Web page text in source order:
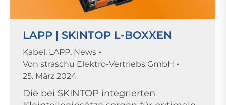
LAPP | SKINTOP L-BOXXEN
Kabel, LAPP, News
Von straschu Elektro-Vertriebs GmbH
25. März 2024
Die bei SKINTOP integrierten